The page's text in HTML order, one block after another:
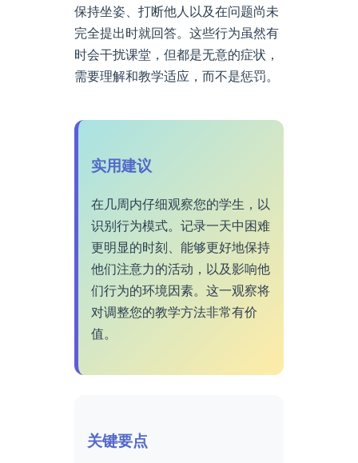
保持坐姿、打断他人以及在问题尚未
完全提出时就回答。这些行为虽然有
时会干扰课堂，但都是无意的症状，
需要理解和教学适应，而不是惩罚。
实用建议
在几周内仔细观察您的学生，以
识别行为模式。记录一天中困难
更明显的时刻、能够更好地保持
他们注意力的活动，以及影响他
们行为的环境因素。这一观察将
对调整您的教学方法非常有价
值。
关键要点